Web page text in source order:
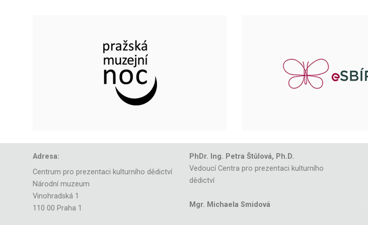
Adresa:
Centrum pro prezentaci kulturního dědictví
Národní muzeum
Vinohradská 1
110 00 Praha 1
PhDr. Ing. Petra Štůlová, Ph.D.
Vedoucí Centra pro prezentaci kulturního
dědictví
Mgr. Michaela Smidová